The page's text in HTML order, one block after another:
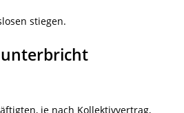
stiegen.
je nach Kollektivvertrag,